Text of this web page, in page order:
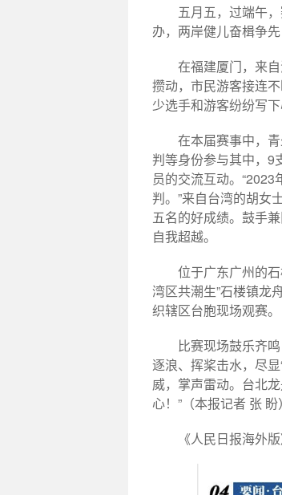
五月五，过端午
办，两岸健儿奋楫争先
在福建厦门，来
攒动，市民游客接连
少选手和游客纷纷写
在本届赛事中，
判等身份参与其中，9
员的交流互动。
判。”来自台湾的胡女
五名的好成绩。鼓手
自我超越。
位于广东广州的
湾区共潮生”石楼镇龙
织辖区台胞现场观赛。
比赛现场鼓乐齐
逐浪、挥桨击水，尽
威，掌声雷动。台北
心！”（本报记者 张 盼）
《人民日报海外